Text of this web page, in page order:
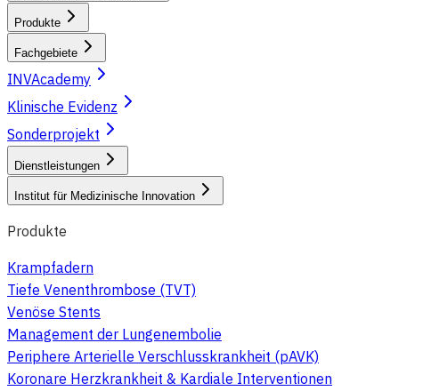
Produkte
Fachgebiete
INVAcademy
Klinische Evidenz
Sonderprojekt
Dienstleistungen
Institut für Medizinische Innovation
Produkte
Krampfadern
Tiefe Venenthrombose (TVT)
Venöse Stents
Management der Lungenembolie
Periphere Arterielle Verschlusskrankheit (pAVK)
Koronare Herzkrankheit & Kardiale Interventionen